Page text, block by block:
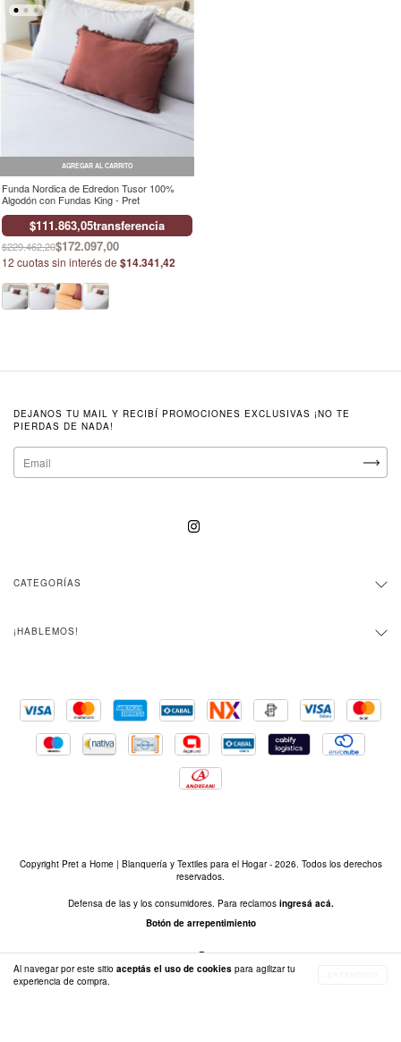
Al navegar por este sitio aceptás el uso de cookies para agilizar tu
experiencia de compra.
AGREGAR AL CARRITO
Funda Nordica de Edredon Tusor 100%
Algodón con Fundas King - Pret
$111.863,05transferencia
$229.462,20$172.097,00
12 cuotas sin interés de $14.341,42
DEJANOS TU MAIL Y RECIBÍ PROMOCIONES EXCLUSIVAS ¡NO TE
PIERDAS DE NADA!
CATEGORÍAS
¡HABLEMOS!
Copyright Pret a Home | Blanquería y Textiles para el Hogar - 2026. Todos los derechos
reservados.
Defensa de las y los consumidores. Para reclamos ingresá acá.
Botón de arrepentimiento